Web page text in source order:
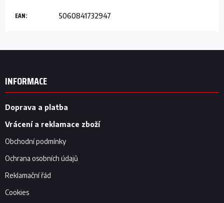
EAN: 5060841732947
Z
INFORMACE
Doprava a platba
Vrácení a reklamace zboží
Obchodní podmínky
Ochrana osobních údajů
Reklamační řád
Cookies